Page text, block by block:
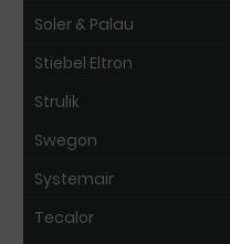
Soler & Palau
Stiebel Eltron
Strulik
Swegon
Systemair
Tecalor